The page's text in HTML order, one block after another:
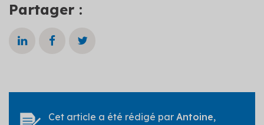
Partager :
Cet article a été rédigé par Antoine,